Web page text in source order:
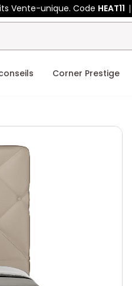
Vente-unique. Code HEAT11
Corner Prestige